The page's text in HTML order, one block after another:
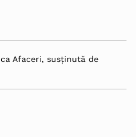
Afaceri, susținută de